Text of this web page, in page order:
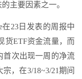
主要因素之一。
在23日发表的周报中
货ETF资金流量，而
首次出现一周的净流
，在3/18~3/21期间